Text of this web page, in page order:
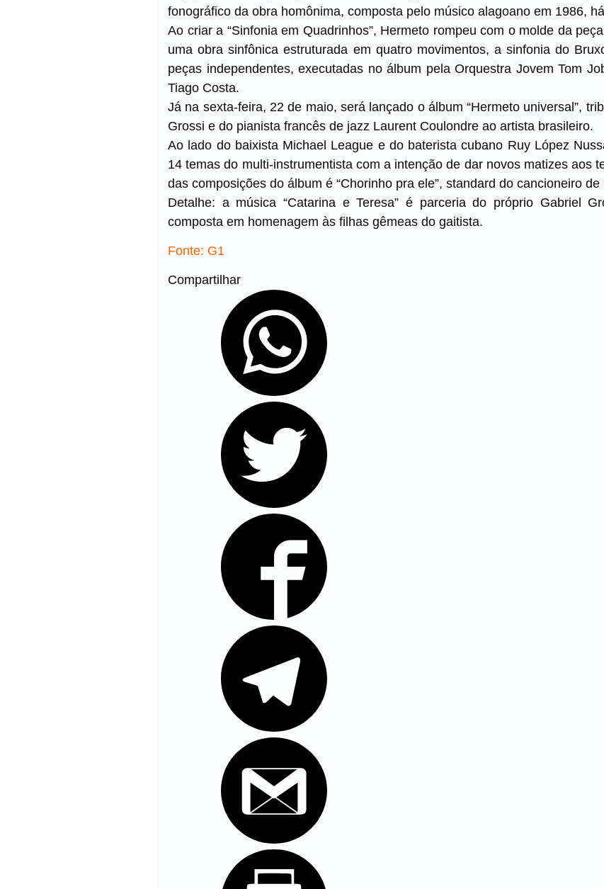
fonográfico da obra homônima, composta pelo músico alagoano em 1986,
Ao criar a “Sinfonia em Quadrinhos”, Hermeto rompeu com o molde da
uma obra sinfônica estruturada em quatro movimentos, a sinfonia do
peças independentes, executadas no álbum pela Orquestra Jovem Tom
Tiago Costa.
Já na sexta-feira, 22 de maio, será lançado o álbum “Hermeto universal”,
Grossi e do pianista francês de jazz Laurent Coulondre ao artista brasileiro.
Ao lado do baixista Michael League e do baterista cubano Ruy López
14 temas do multi-instrumentista com a intenção de dar novos matizes aos
das composições do álbum é “Chorinho pra ele”, standard do cancioneiro de
Detalhe: a música “Catarina e Teresa” é parceria do próprio Gabriel
composta em homenagem às filhas gêmeas do gaitista.
Fonte: G1
Compartilhar